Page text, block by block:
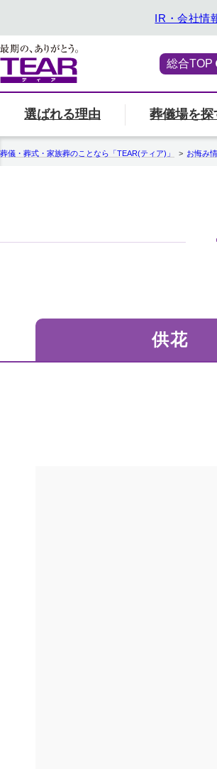
IR・会社情
総合TOP
選ばれる理由
選ばれる理由一覧へ
お客さまからのお手紙
葬儀場を探
エリ
北海道
「ティアの会」の
喪
終活
葬儀・葬式・家族葬のことなら「TEAR(ティア)」 お悔み
供花